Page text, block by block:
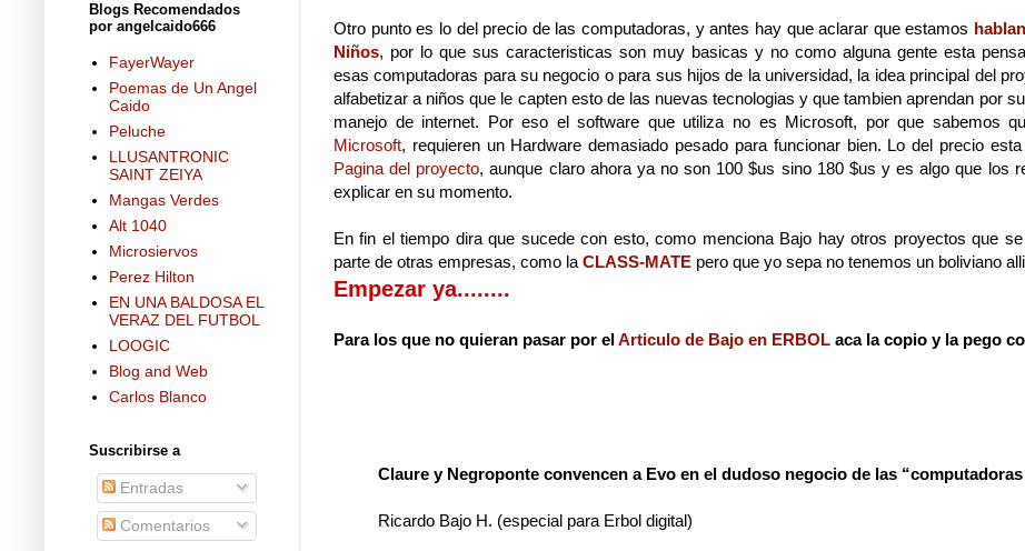
Otro punto es lo del precio de las computadoras, y antes hay que aclarar que estamos
Niños, por lo que sus caracteristicas son muy basicas y no como alguna gente esta
esas computadoras para su negocio o para sus hijos de la universidad, la idea principal del
alfabetizar a niños que le capten esto de las nuevas tecnologias y que tambien aprendan por
manejo de internet. Por eso el software que utiliza no es Microsoft, por que sabemos
Microsoft, requieren un Hardware demasiado pesado para funcionar bien. Lo del precio
Pagina del proyecto, aunque claro ahora ya no son 100 $us sino 180 $us y es algo que los
explicar en su momento.
En fin el tiempo dira que sucede con esto, como menciona Bajo hay otros proyectos que
parte de otras empresas, como laCLASS-MATE pero que yo sepa no tenemos un boliviano
Empezar ya........
Para los que no quieran pasar por el Articulo de Bajo en ERBOL aca la copio y la pego
Claure y Negroponte convencen a Evo en el dudoso negocio de las “computadoras
Ricardo Bajo H. (especial para Erbol digital)
Blogs Recomendados
por angelcaido666
FayerWayer
Poemas de Un Angel
Caido
Peluche
LLUSANTRONIC
SAINT ZEIYA
Mangas Verdes
Alt 1040
Microsiervos
Perez Hilton
EN UNA BALDOSA EL
VERAZ DEL FUTBOL
LOOGIC
Blog and Web
Carlos Blanco
Suscribirse a
Entradas
Comentarios